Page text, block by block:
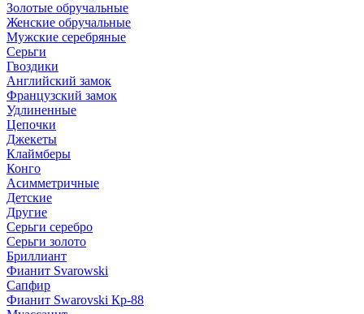
Золотые обручальные
Женские обручальные
Мужские серебряные
Серьги
Гвоздики
Английский замок
Французский замок
Удлиненные
Цепочки
Джекеты
Клаймберы
Конго
Асимметричные
Детские
Другие
Серьги серебро
Серьги золото
Бриллиант
Фианит Svarowski
Сапфир
Фианит Swarovski Кр-88